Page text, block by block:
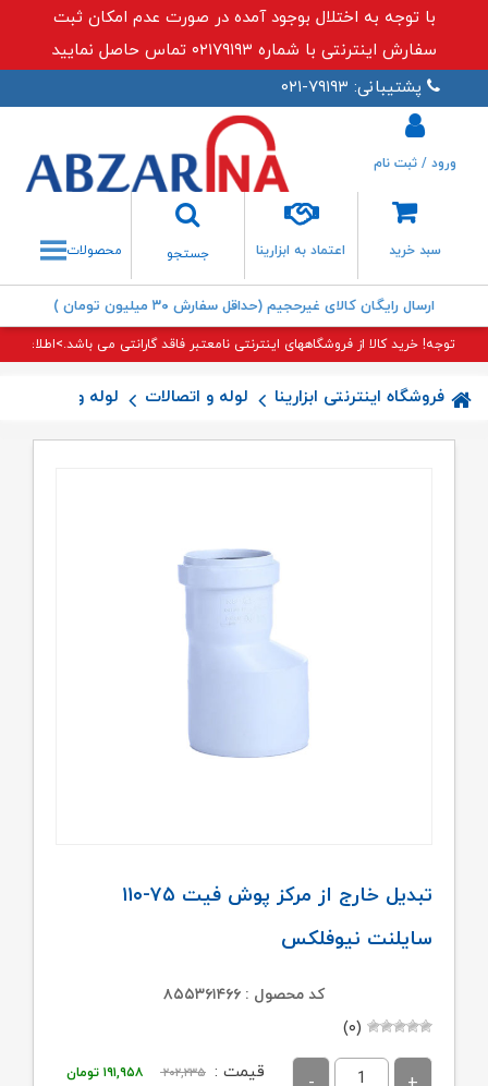
با توجه به اختلال بوجود آمده در صورت عدم امکان ثبت
سفارش اینترنتی با شماره ۰۲۱۷۹۱۹۳ تماس حاصل نمایید
پشتیبانی: ۷۹۱۹۳-۰۲۱
سبد خرید اعتماد به ابزارینا
جستجو
جستجو
ورود / ثبت نام
محصولات
ارسال رایگان کالای غیرحجیم (حداقل سفارش ۳۰ میلیون تومان )
توجه! خرید کالا از فروشگاههای اینترنتی نامعتبر فاقد گارانتی می باشد.>اطلاعات
فروشگاه اینترنتی ابزارینا لوله و اتصالات لوله و
تبدیل خارج از مرکز پوش فیت ۷۵-۱۱۰
سایلنت نیوفلکس
کد محصول : ۸۵۵۳۶۱۴۶۶
(۰)
قیمت : ۲۰۲,۲۳۵
قیمت
۱۹۱,۹۵۸ تومان